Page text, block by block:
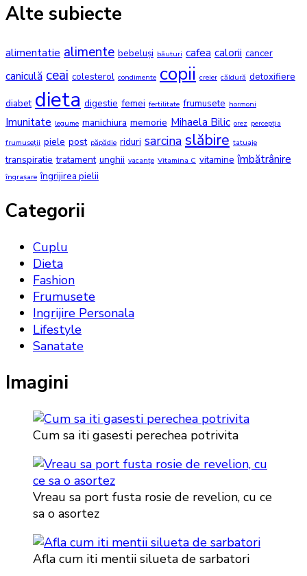
Alte subiecte
alimentatie alimente bebeluși băuturi cafea calorii cancer
caniculă ceai colesterol condimente copii creier căldură detoxifiere
diabet dieta digestie femei fertilitate frumusete hormoni
Imunitate legume manichiura memorie Mihaela Bilic orez percepția
frumuseții piele post păpădie riduri sarcina slăbire tatuaje
transpiratie tratament unghii vacanțe Vitamina C vitamine îmbătrânire
îngrașare îngrijirea pielii
Categorii
Cuplu
Dieta
Fashion
Frumusete
Ingrijire Personala
Lifestyle
Sanatate
Imagini
Cum sa iti gasesti perechea potrivita
Vreau sa port fusta rosie de revelion, cu ce
sa o asortez
Afla cum iti mentii silueta de sarbatori